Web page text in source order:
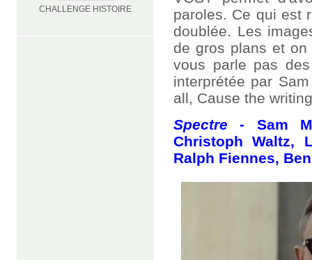
CHALLENGE HISTOIRE
paroles. Ce qui est
doublée. Les
de gros plans et
vous parle pas
interprétée par
all, Cause the
Spectre - Sam
Christoph Waltz,
Ralph Fiennes,